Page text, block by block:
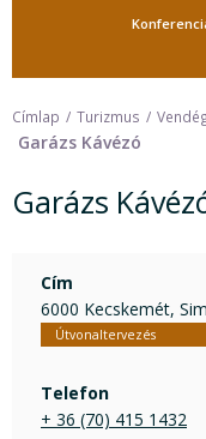
Címlap Turizmus
Garázs Kávézó
Garázs
Cím
6000 Kecskemét,
Útvonaltervezés
Telefon
+ 36 (70) 415 1432